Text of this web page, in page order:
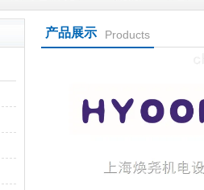
产品展示 Products